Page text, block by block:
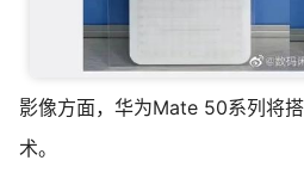
影像方面，华为Mate 50系列将
术。